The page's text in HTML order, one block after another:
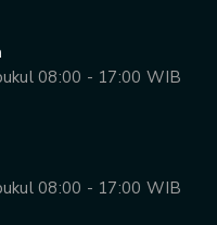
08:00 - 17:00 WIB
08:00 - 17:00 WIB